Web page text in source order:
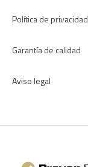
Política de privacidad
Garantía de calidad
Aviso legal